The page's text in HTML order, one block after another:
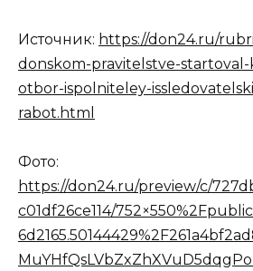
Источник: https://don24.ru/
donskom-pravitelstve-
otbor-ispolniteley-
rabot.html
Фото:
https://don24.ru/preview/c/
c01df26ce114/